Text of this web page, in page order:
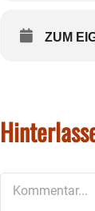
ZUM